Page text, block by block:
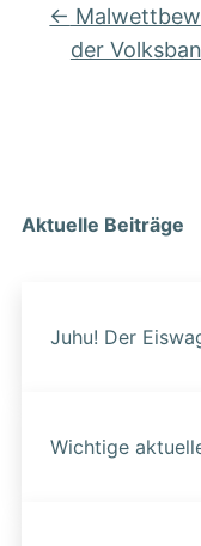
Aktuelle Beiträge
Juhu! Der
Wichtige
←
der